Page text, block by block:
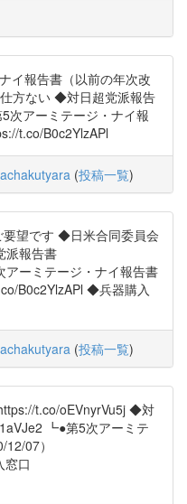
イ報告書（以前の年次改
方ない ◆対日超党派報告
アーミテージ・ナイ報
t.co/B0c2YlzAPl
(投稿一覧)
望です ◆日米合同委員会
派報告書
ーミテージ・ナイ報告書
B0c2YlzAPl ◆兵器購入
(投稿一覧)
t.co/oEVnyrVu5j ◆対
┗●第5次アーミテ
07）
口